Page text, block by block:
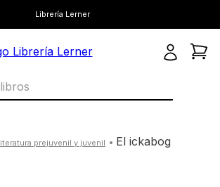
Librería Lerner
literatura prejuvenil y juvenil el ickabog